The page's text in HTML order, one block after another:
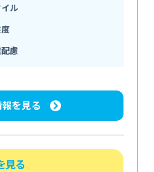
ル
慮
を見る
見る